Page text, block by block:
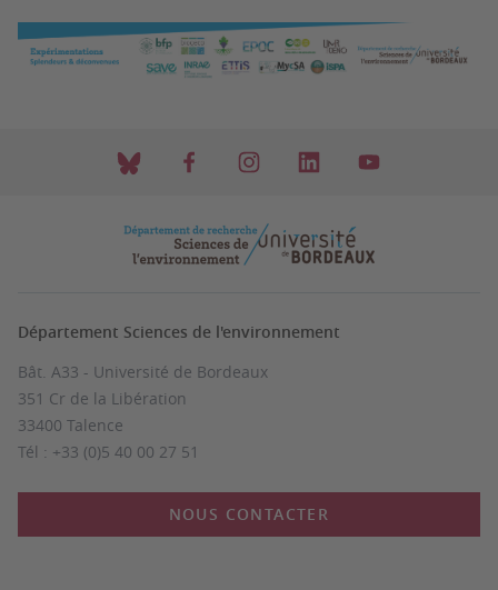
Département Sciences de l'environnement
Bât. A33 - Université de Bordeaux
351 Cr de la Libération
33400 Talence
Tél : +33 (0)5 40 00 27 51
NOUS CONTACTER